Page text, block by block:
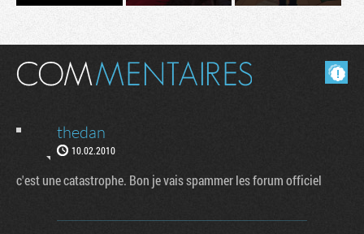
Masquer les commentaires lus.
thedan
10.02.2010
c'est une catastrophe. Bon je vais spammer les forum officiel